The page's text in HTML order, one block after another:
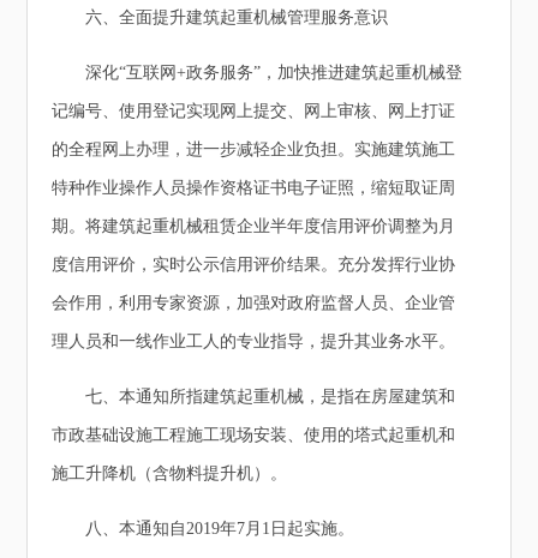
六、全面提升建筑起重机械管理服务意识
深化“互联网+政务服务”，加快推进建筑起重机械登
记编号、使用登记实现网上提交、网上审核、网上打证
的全程网上办理，进一步减轻企业负担。实施建筑施工
特种作业操作人员操作资格证书电子证照，缩短取证周
期。将建筑起重机械租赁企业半年度信用评价调整为月
度信用评价，实时公示信用评价结果。充分发挥行业协
会作用，利用专家资源，加强对政府监督人员、企业管
理人员和一线作业工人的专业指导，提升其业务水平。
七、本通知所指建筑起重机械，是指在房屋建筑和
市政基础设施工程施工现场安装、使用的塔式起重机和
施工升降机（含物料提升机）。
八、本通知自2019年7月1日起实施。